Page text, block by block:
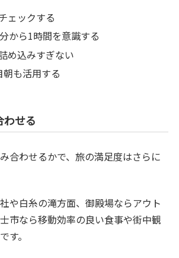
ェックする
から1時間を意識する
め込みすぎない
も活用する
わせる
合わせるかで、旅の満足度はさらに
や白糸の滝方面、御殿場ならアウト
市なら移動効率の良い食事や街中観
す。